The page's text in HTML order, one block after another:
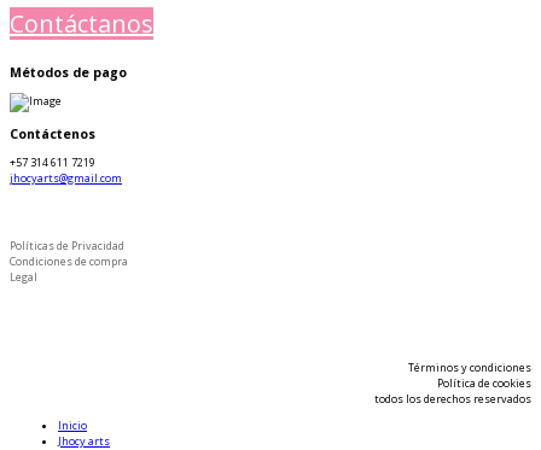
Contáctanos
Métodos de pago
Contáctenos
+57 314 611 7219
jhocyarts@gmail.com
Políticas de Privacidad
Condiciones de compra
Legal
Términos y condiciones
Política de cookies
todos los derechos reservados
Inicio
Jhocy arts